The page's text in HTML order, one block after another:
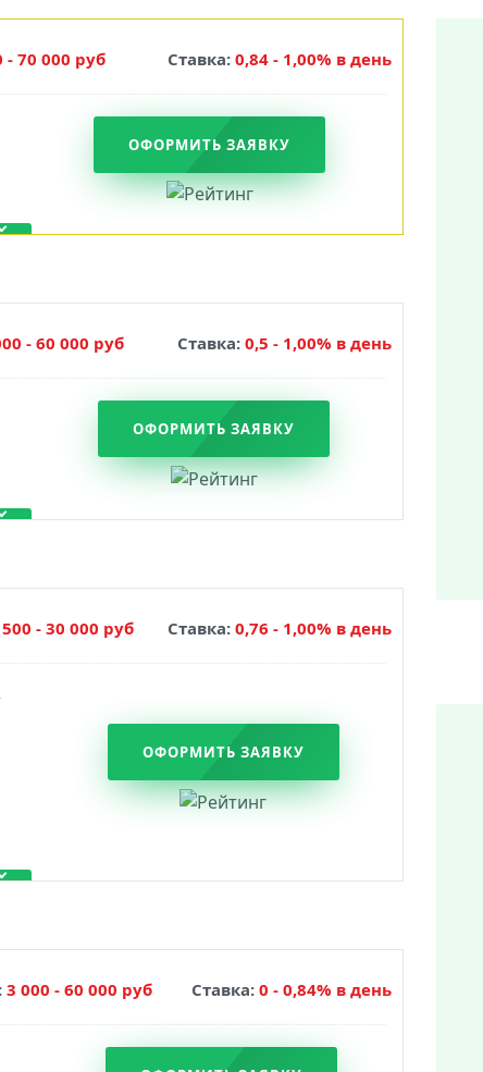
- 70 000 руб Ставка: 0,84 - 1,00% в день
ОФОРМИТЬ ЗАЯВКУ
- 60 000 руб Ставка: 0,5 - 1,00% в день
ОФОРМИТЬ ЗАЯВКУ
500 - 30 000 руб Ставка: 0,76 - 1,00% в день
ОФОРМИТЬ ЗАЯВКУ
3 000 - 60 000 руб Ставка: 0 - 0,84% в день